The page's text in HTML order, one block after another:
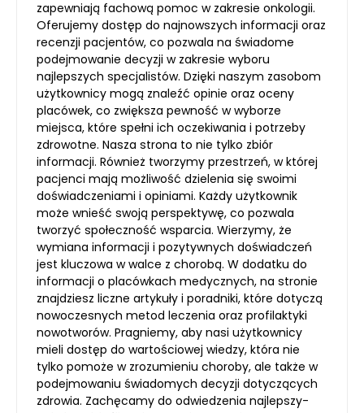
zapewniają fachową pomoc w zakresie onkologii.
Oferujemy dostęp do najnowszych informacji oraz
recenzji pacjentów, co pozwala na świadome
podejmowanie decyzji w zakresie wyboru
najlepszych specjalistów. Dzięki naszym zasobom
użytkownicy mogą znaleźć opinie oraz oceny
placówek, co zwiększa pewność w wyborze
miejsca, które spełni ich oczekiwania i potrzeby
zdrowotne. Nasza strona to nie tylko zbiór
informacji. Również tworzymy przestrzeń, w której
pacjenci mają możliwość dzielenia się swoimi
doświadczeniami i opiniami. Każdy użytkownik
może wnieść swoją perspektywę, co pozwala
tworzyć społeczność wsparcia. Wierzymy, że
wymiana informacji i pozytywnych doświadczeń
jest kluczowa w walce z chorobą. W dodatku do
informacji o placówkach medycznych, na stronie
znajdziesz liczne artykuły i poradniki, które dotyczą
nowoczesnych metod leczenia oraz profilaktyki
nowotworów. Pragniemy, aby nasi użytkownicy
mieli dostęp do wartościowej wiedzy, która nie
tylko pomoże w zrozumieniu choroby, ale także w
podejmowaniu świadomych decyzji dotyczących
zdrowia. Zachęcamy do odwiedzenia najlepszy-